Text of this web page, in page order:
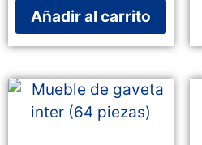
Añadir al carrito